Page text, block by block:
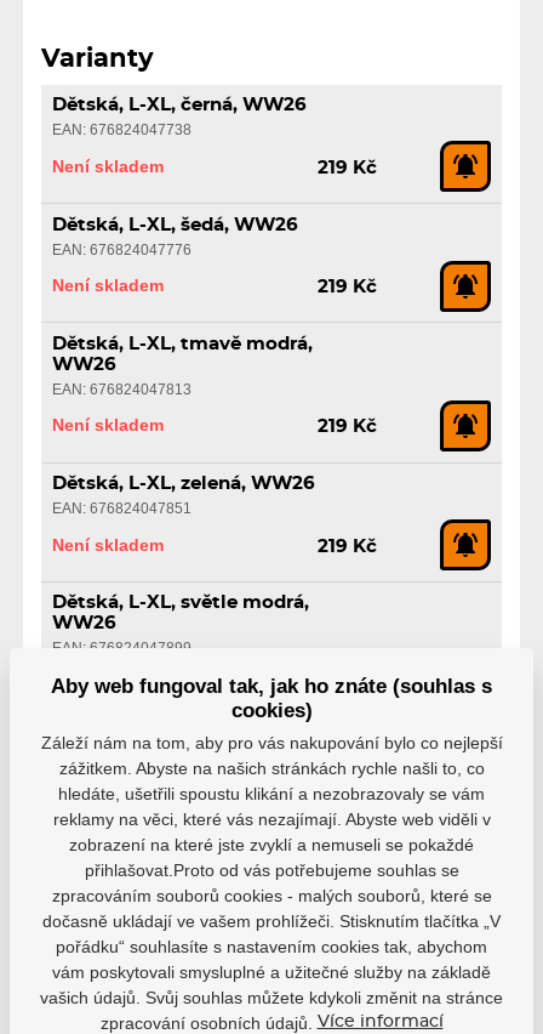
Varianty
Dětská, L-XL, černá, WW26
EAN: 676824047738
Není skladem 219 Kč
Dětská, L-XL, šedá, WW26
EAN: 676824047776
Není skladem 219 Kč
Dětská, L-XL, tmavě modrá,
WW26
EAN: 676824047813
Není skladem 219 Kč
Dětská, L-XL, zelená, WW26
EAN: 676824047851
Není skladem 219 Kč
Dětská, L-XL, světle modrá,
WW26
EAN: 676824047899
Není skladem 219 Kč
Dětská, L-XL, oranžová, WW26
EAN: 676824047936
Není skladem 219 Kč
Dětská, L-XL, žlutá, WW26
EAN: 676824047974
Není skladem 219 Kč
Dětská, L-XL, vínová, WW26
EAN: 676824048018
Aby web fungoval tak, jak ho znáte (souhlas s
cookies)
Záleží nám na tom, aby pro vás nakupování bylo co nejlepší
zážitkem. Abyste na našich stránkách rychle našli to, co
hledáte, ušetřili spoustu klikání a nezobrazovaly se vám
reklamy na věci, které vás nezajímají. Abyste web viděli v
zobrazení na které jste zvyklí a nemuseli se pokaždé
přihlašovat.Proto od vás potřebujeme souhlas se
zpracováním souborů cookies - malých souborů, které se
dočasně ukládají ve vašem prohlížeči. Stisknutím tlačítka „V
pořádku“ souhlasíte s nastavením cookies tak, abychom
vám poskytovali smysluplné a užitečné služby na základě
vašich údajů. Svůj souhlas můžete kdykoli změnit na stránce
zpracování osobních údajů.
Více informací